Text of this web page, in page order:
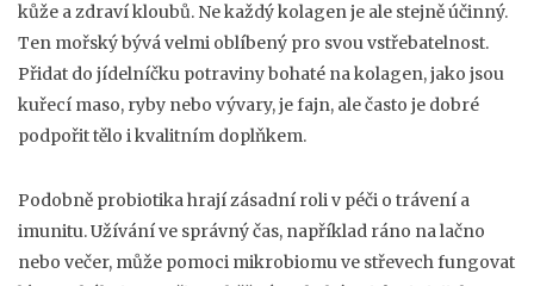
kůže a zdraví kloubů. Ne každý kolagen je ale stejně účinný.
Ten mořský bývá velmi oblíbený pro svou vstřebatelnost.
Přidat do jídelníčku potraviny bohaté na kolagen, jako jsou
kuřecí maso, ryby nebo vývary, je fajn, ale často je dobré
podpořit tělo i kvalitním doplňkem.
Podobně probiotika hrají zásadní roli v péči o trávení a
imunitu. Užívání ve správný čas, například ráno na lačno
nebo večer, může pomoci mikrobiomu ve střevech fungovat